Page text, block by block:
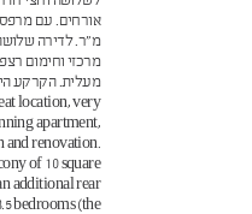
מ"ר. לדירה שלושה
מרכזי וחימום
location, very
apartment,
renovation.
of 10 square
additional rear
bedrooms (the